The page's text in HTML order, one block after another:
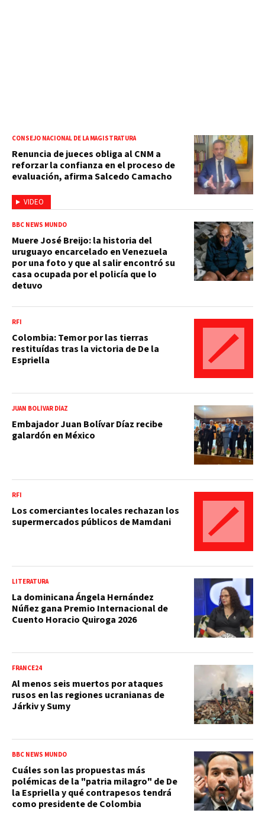
VIDEO
CONSEJO NACIONAL DE LA MAGISTRATURA
Renuncia de jueces obliga al CNM a
reforzar la confianza en el proceso de
evaluación, afirma Salcedo Camacho
BBC NEWS MUNDO
Muere José Breijo: la historia del
uruguayo encarcelado en Venezuela
por una foto y que al salir encontró su
casa ocupada por el policía que lo
detuvo
RFI
Colombia: Temor por las tierras
restituídas tras la victoria de De la
Espriella
JUAN BOLÍVAR DÍAZ
Embajador Juan Bolívar Díaz recibe
galardón en México
RFI
Los comerciantes locales rechazan los
supermercados públicos de Mamdani
LITERATURA
La dominicana Ángela Hernández
Núñez gana Premio Internacional de
Cuento Horacio Quiroga 2026
FRANCE24
Al menos seis muertos por ataques
rusos en las regiones ucranianas de
Járkiv y Sumy
BBC NEWS MUNDO
Cuáles son las propuestas más
polémicas de la "patria milagro" de De
la Espriella y qué contrapesos tendrá
como presidente de Colombia